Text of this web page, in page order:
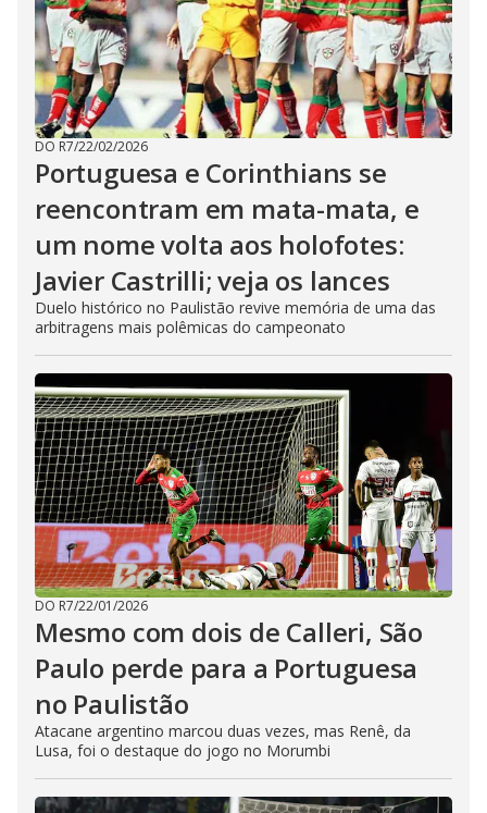
DO R7/22/02/2026
Portuguesa e Corinthians se
reencontram em mata-mata, e
um nome volta aos holofotes:
Javier Castrilli; veja os lances
Duelo histórico no Paulistão revive memória de uma das
arbitragens mais polêmicas do campeonato
DO R7/22/01/2026
Mesmo com dois de Calleri, São
Paulo perde para a Portuguesa
no Paulistão
Atacane argentino marcou duas vezes, mas Renê, da
Lusa, foi o destaque do jogo no Morumbi